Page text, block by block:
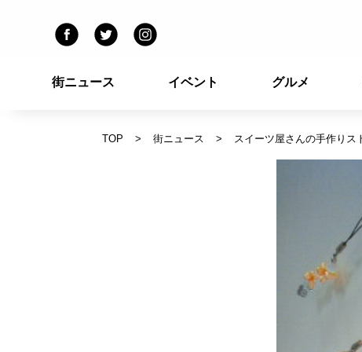
街ニュース イベント グルメ
TOP 街ニュース スイーツ屋さんの手作りス